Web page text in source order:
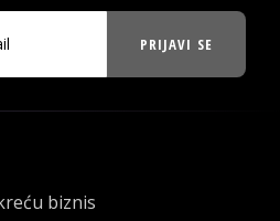
PRIJAVI SE
biznis